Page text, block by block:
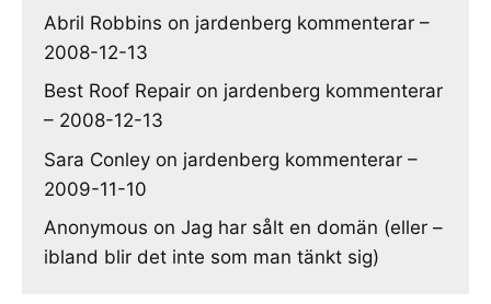
Abril Robbins on jardenberg kommenterar –
2008-12-13
Best Roof Repair on jardenberg kommenterar
– 2008-12-13
Sara Conley on jardenberg kommenterar –
2009-11-10
Anonymous on Jag har sålt en domän (eller –
ibland blir det inte som man tänkt sig)